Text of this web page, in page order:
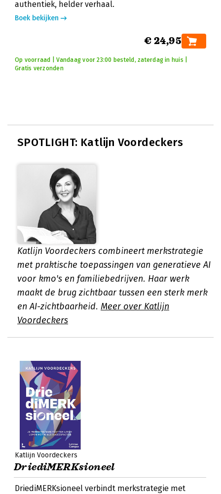
authentiek, helder verhaal.
Boek bekijken
€ 24,95
Op voorraad | Vandaag voor 23:00 besteld, zaterdag in huis |
Gratis verzonden
SPOTLIGHT: Katlijn Voordeckers
Katlijn Voordeckers combineert merkstrategie
met praktische toepassingen van generatieve AI
voor kmo's en familiebedrijven. Haar werk
maakt de brug zichtbaar tussen een sterk merk
en AI-zichtbaarheid. Meer over Katlijn
Voordeckers
Katlijn Voordeckers
DriediMERKsioneel
DriediMERKsioneel verbindt merkstrategie met